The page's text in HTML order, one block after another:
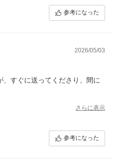
参考になった
2026/05/03
すぐに送ってくださり、間に
さらに表示
参考になった